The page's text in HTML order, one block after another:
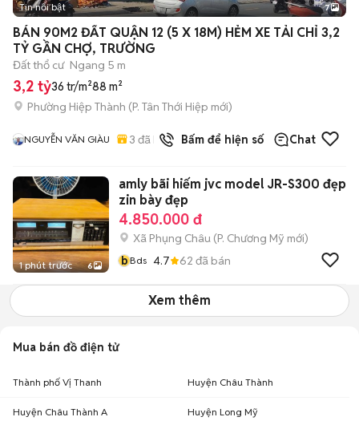
+2
Tin nổi bật 7
BÁN 90M2 ĐẤT QUẬN 12 (5 X 18M) HẺM XE TẢI CHỈ 3,2
TỶ GẦN CHỢ, TRƯỜNG
Đất thổ cư Ngang 5 m
3,2 tỷ36 tr/m²88 m²
Phường Hiệp Thành (P. Tân Thới Hiệp mới)
NGUYỄN VĂN GIÀU 3 đã bán Bấm để hiện số Chat
1 phút trước 6
amly bãi hiếm jvc model JR-S300 đẹp
zin bày đẹp
4.850.000 đ
Xã Phụng Châu (P. Chương Mỹ mới)
bBds 4.7 62 đã bán
Xem thêm
Mua bán đồ điện tử
Thành phố Vị Thanh Huyện Châu Thành
Huyện Châu Thành A Huyện Long Mỹ